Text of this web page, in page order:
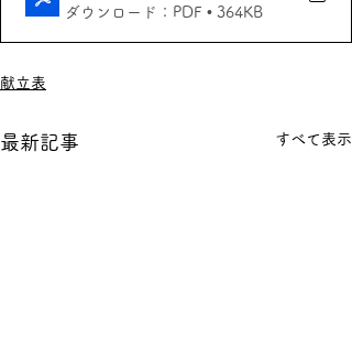
ダウンロード：PDF • 364KB
献立表
最新記事 すべて表示